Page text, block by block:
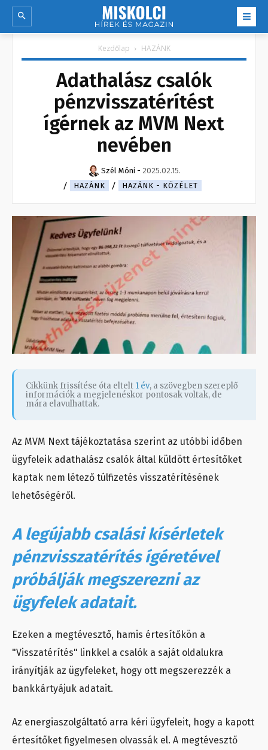
Kezdőlap HAZÁNK
Adathalász csalók
pénzvisszatérítést
ígérnek az MVM Next
nevében
Szél Móni - 2025.02.15.
HAZÁNK
HAZÁNK - KÖZÉLET
Cikkünk frissítése óta eltelt 1 év, a szövegben szereplő
információk a megjelenéskor pontosak voltak, de
mára elavulhattak.
Az MVM Next tájékoztatása szerint az utóbbi időben
ügyfeleik adathalász csalók által küldött értesítőket
kaptak nem létező túlfizetés visszatérítésének
lehetőségéről.
A legújabb csalási kísérletek
pénzvisszatérítés ígéretével
próbálják megszerezni az
ügyfelek adatait.
Ezeken a megtévesztő, hamis értesítőkön a
"Visszatérítés" linkkel a csalók a saját oldalukra
irányítják az ügyfeleket, hogy ott megszerezzék a
bankkártyájuk adatait.
Az energiaszolgáltató arra kéri ügyfeleit, hogy a kapott
értesítőket figyelmesen olvassák el. A megtévesztő